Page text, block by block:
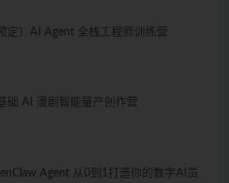
定）AI Agent 全栈工程师训练营
础 AI 漫剧智能量产创作营
Agent 从0到1打造你的数字AI员